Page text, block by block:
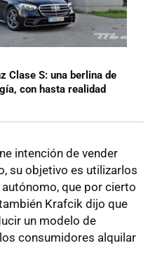
Clase S: una berlina de
con hasta realidad
intención de vender
su objetivo es utilizarlos
que por cierto
Krafcik dijo que
un modelo de
consumidores alquilar